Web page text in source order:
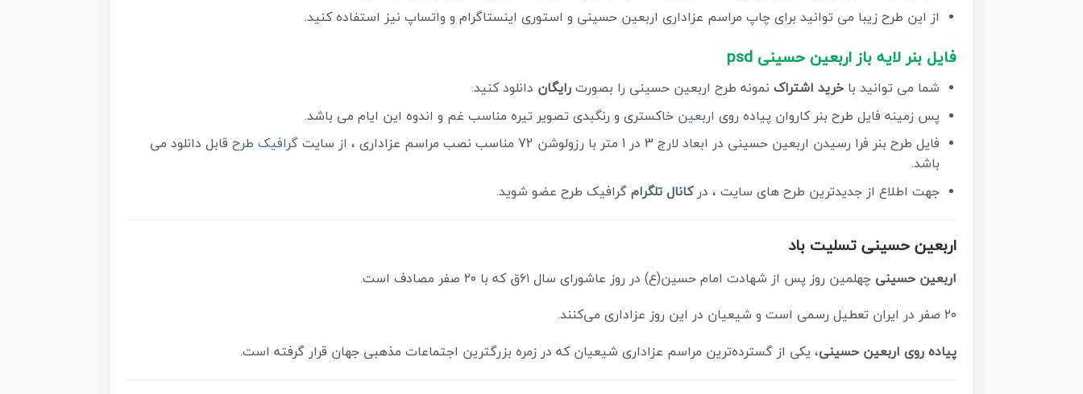
از این طرح زیبا می توانید برای چاپ مراسم عزاداری اربعین حسینی و استوری اینستاگرام و واتساپ نیز استفاده کنید.
فایل بنر لایه باز اربعین حسینی psd
شما می توانید با خرید اشتراکنمونه طرح اربعین حسینی را بصورت رایگان دانلود کنید.
پس زمینه فایل طرح بنر کاروان پیاده روی اربعین خاکستری و رنگبدی تصویر تیره مناسب غم و اندوه این ایام می باشد.
فایل طرح بنر فرا رسیدن اربعین حسینی در ابعاد لارج 3 در 1 متر با رزولوشن 72 مناسب نصب مراسم عزاداری ، از سایت
گرافیک طرحقابل دانلود می
باشد.
جهت اطلاع از جدیدترین طرح های سایت ، درکانال تلگرامگرافیک طرح عضو شوید.
اربعین حسینی تسلیت باد
اربعین حسینی چهلمین روز پس از شهادت امام حسین(ع) در روز عاشورای سال ۶۱ق که با ۲۰ صفر مصادف است.
۲۰ صفر در ایران تعطیل رسمی است و شیعیان در این روز عزاداری می‌کنند.
پیاده‌ روی اربعین حسینی، یکی از گسترده‌ترین مراسم عزاداری شیعیان که در زمره بزرگترین اجتماعات مذهبی جهان قرار گرفته است.